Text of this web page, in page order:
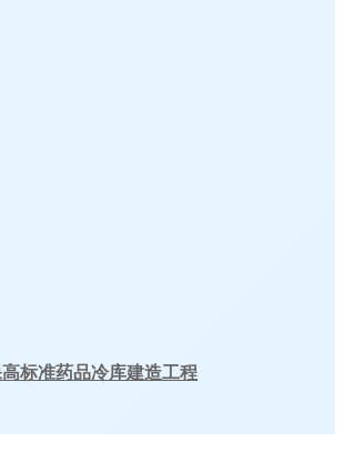
标准药品冷库建造工程